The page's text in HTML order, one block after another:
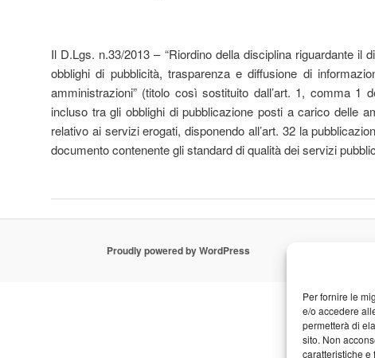
Per fornire le
e/o accedere
permetterà di
sito. Non
caratteristiche e
Il D.Lgs. n.33/2013 – “Riordino della disciplina riguardante il
obblighi di pubblicità, trasparenza e diffusione di
amministrazioni” (titolo così sostituito dall’art. 1, comma 1
incluso tra gli obblighi di pubblicazione posti a carico delle
relativo ai servizi erogati, disponendo all’art. 32 la
documento contenente gli standard di qualità dei servizi
Proudly powered by WordPress